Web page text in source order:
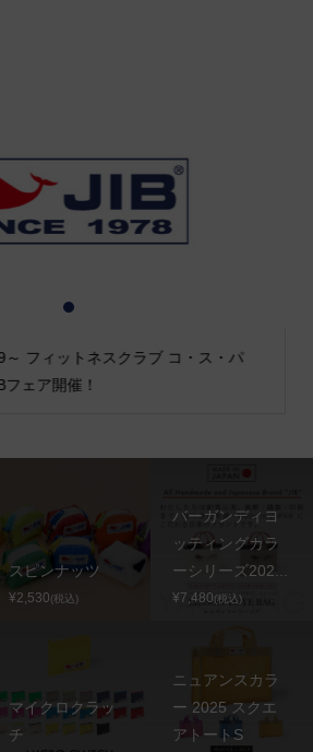
フィットネスクラブ コ・ス・パ
ェア開催！
2
スピンナッツ
¥2,530(税込)
バーガンディヨ
ッティングカラ
ーシリーズ202...
¥7,480(税込)
マイクロクラッ
チ
ニュアンスカラ
ー 2025 スクエ
アトートS